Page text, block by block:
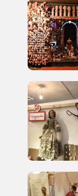
Storico
I Luoghi del
2004, 2016,
Accedi alle